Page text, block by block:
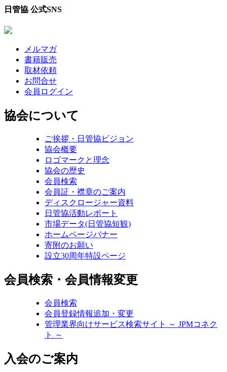
日管協 公式SNS
メルマガ
書籍販売
取材依頼
お問合せ
会員ログイン
協会について
ご挨拶・日管協ビジョン
協会概要
ロゴマークと理念
協会の歴史
会員検索
会員証・襟章のご案内
ディスクロージャー資料
日管協活動レポート
市場データ(日管協短観)
ホームページバナー
寄附のお願い
設立30周年特設ページ
会員検索・会員情報変更
会員検索
会員登録情報追加・変更
管理業界向けサービス検索サイト ～ JPMコネク
ト ～
入会のご案内